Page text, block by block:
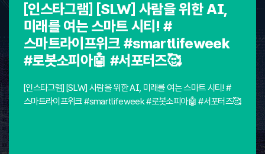
[인스타그램] [SLW] 사람을 위한 AI,
미래를 여는 스마트 시티! #
스마트라이프위크 #smartlifeweek
#로봇소피아🤖 #서포터즈🥰
[인스타그램] [SLW] 사람을 위한 AI, 미래를 여는 스마트 시티! #
스마트라이프위크 #smartlifeweek #로봇소피아🤖 #서포터즈🥰